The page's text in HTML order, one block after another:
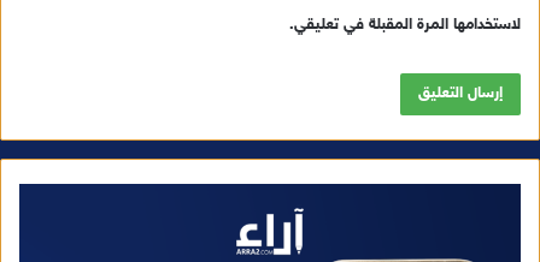
لاستخدامها المرة المقبلة في تعليقي.